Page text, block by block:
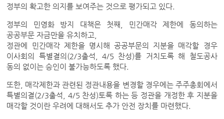
정부의 확고한 의지를 보여주는 것으로 평가되고 있다.
정부의 민영화 방지 대책은 첫째, 민간매각 제한에 동의하는
공공부문 자금만을 유치하고,
정관에 민간매각 제한을 명시해 공공부문의 지분을 매각할 경우
이사회의 특별결의(2/3출석, 4/5 찬성)를 거치도록 해 철도공사
동의 없이는 승인이 불가능하도록 했다.
또한, 매각제한과 관련된 정관내용을 변경할 경우에는 주주총회에서
특별의결(2/3출석, 4/5 찬성)토록 하는 등 정관을 개정한 후 지분을
매각할 것이란 우려에 대해서도 추가 안전 장치를 마련했다.